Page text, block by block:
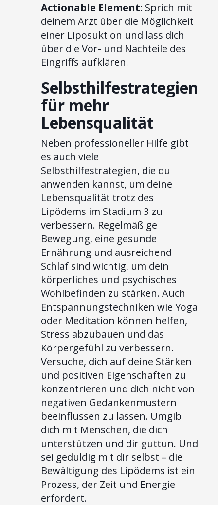
Actionable Element: Sprich mit
deinem Arzt über die Möglichkeit
einer Liposuktion und lass dich
über die Vor- und Nachteile des
Eingriffs aufklären.
Selbsthilfestrategien
für mehr
Lebensqualität
Neben professioneller Hilfe gibt
es auch viele
Selbsthilfestrategien, die du
anwenden kannst, um deine
Lebensqualität trotz des
Lipödems im Stadium 3 zu
verbessern. Regelmäßige
Bewegung, eine gesunde
Ernährung und ausreichend
Schlaf sind wichtig, um dein
körperliches und psychisches
Wohlbefinden zu stärken. Auch
Entspannungstechniken wie Yoga
oder Meditation können helfen,
Stress abzubauen und das
Körpergefühl zu verbessern.
Versuche, dich auf deine Stärken
und positiven Eigenschaften zu
konzentrieren und dich nicht von
negativen Gedankenmustern
beeinflussen zu lassen. Umgib
dich mit Menschen, die dich
unterstützen und dir guttun. Und
sei geduldig mit dir selbst – die
Bewältigung des Lipödems ist ein
Prozess, der Zeit und Energie
erfordert.